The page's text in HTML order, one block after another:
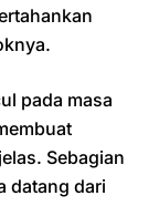
pada masa
Sebagian
datang dari